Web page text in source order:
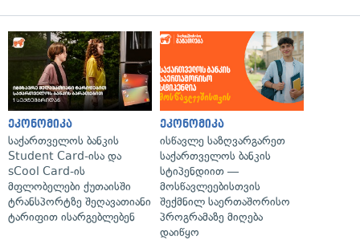
ეკონომიკა
საქართველოს ბანკის
Student Card-ისა და
sCool Card-ის
მფლობელები ქუთაისში
ტრანსპორტზე შეღავათიანი
ტარიფით ისარგებლებენ
ეკონომიკა
ისწავლე საზღვარგარეთ
საქართველოს ბანკის
სტიპენდიით —
მოსწავლეებისთვის
შექმნილ საერთაშორისო
პროგრამაზე მიღება
დაიწყო